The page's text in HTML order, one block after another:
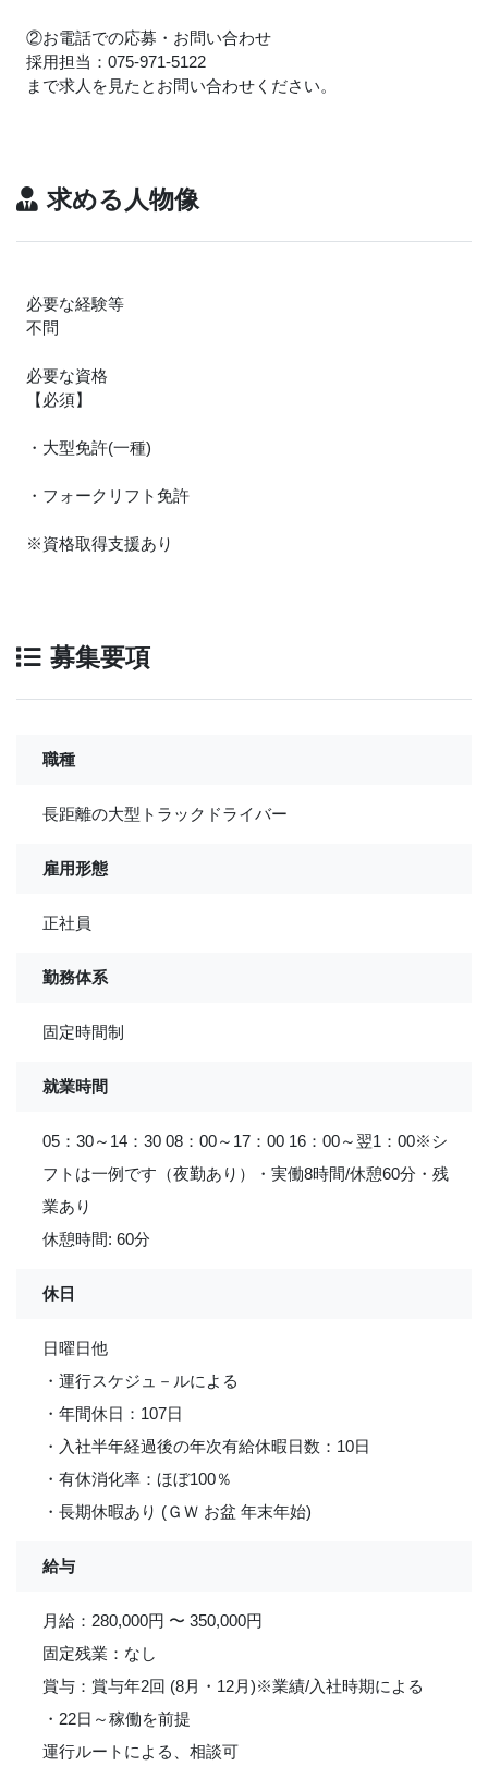
②お電話での応募・お問い合わせ
採用担当：075-971-5122
まで求人を見たとお問い合わせください。
求める人物像
必要な経験等
不問
必要な資格
【必須】
・大型免許(一種)
・フォークリフト免許
※資格取得支援あり
募集要項
職種
長距離の大型トラックドライバー
雇用形態
正社員
勤務体系
固定時間制
就業時間
05：30～14：30 08：00～17：00 16：00～翌1：00※シ
フトは一例です（夜勤あり）・実働8時間/休憩60分・残
業あり
休憩時間: 60分
休日
日曜日他
・運行スケジュ－ルによる
・年間休日：107日
・入社半年経過後の年次有給休暇日数：10日
・有休消化率：ほぼ100％
・長期休暇あり (ＧＷ お盆 年末年始)
給与
月給：280,000円 〜 350,000円
固定残業：なし
賞与：賞与年2回 (8月・12月)※業績/入社時期による
・22日～稼働を前提
運行ルートによる、相談可